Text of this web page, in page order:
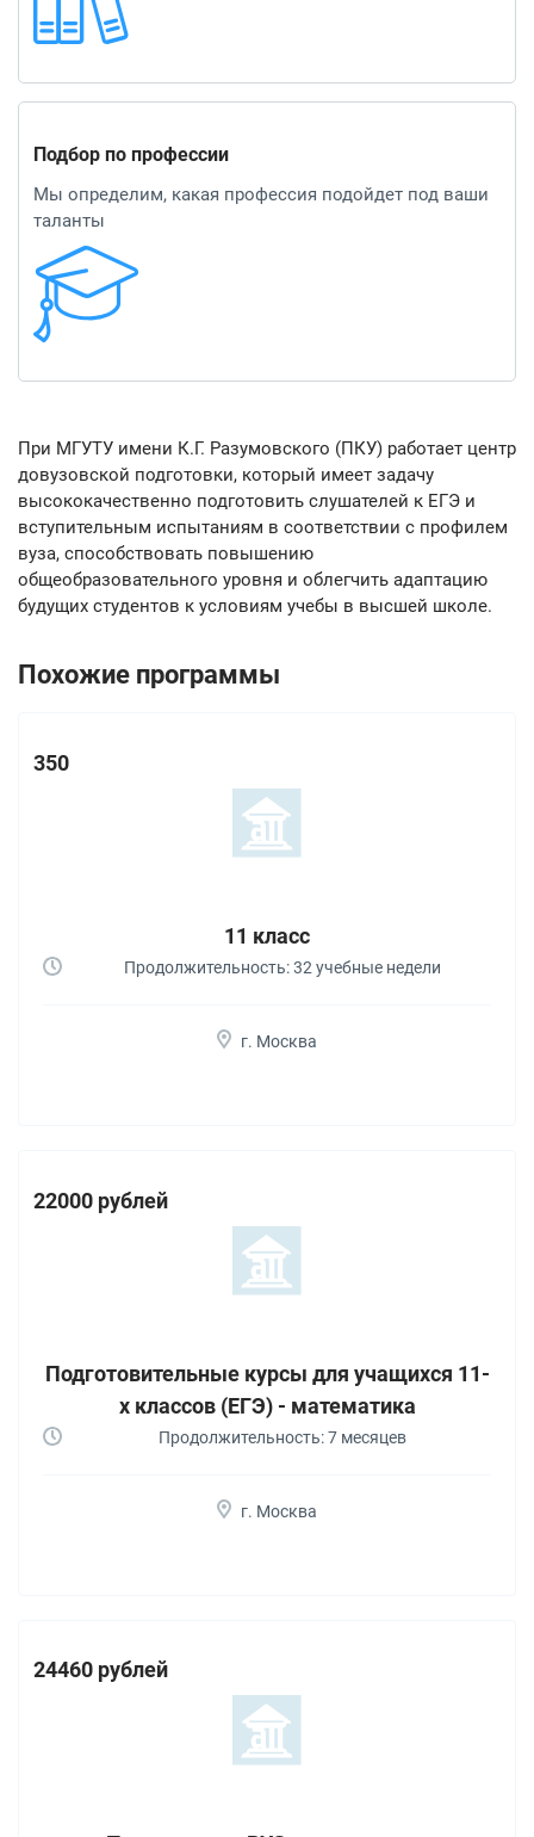
Подбор по профессии
Мы определим, какая профессия подойдет под ваши
таланты
При МГУТУ имени К.Г. Разумовского (ПКУ) работает центр
довузовской подготовки, который имеет задачу
высококачественно подготовить слушателей к ЕГЭ и
вступительным испытаниям в соответствии с профилем
вуза, способствовать повышению
общеобразовательного уровня и облегчить адаптацию
будущих студентов к условиям учебы в высшей школе.
Похожие программы
350
11 класс
Продолжительность: 32 учебные недели
г. Москва
22000 рублей
Подготовительные курсы для учащихся 11-
х классов (ЕГЭ) - математика
Продолжительность: 7 месяцев
г. Москва
24460 рублей